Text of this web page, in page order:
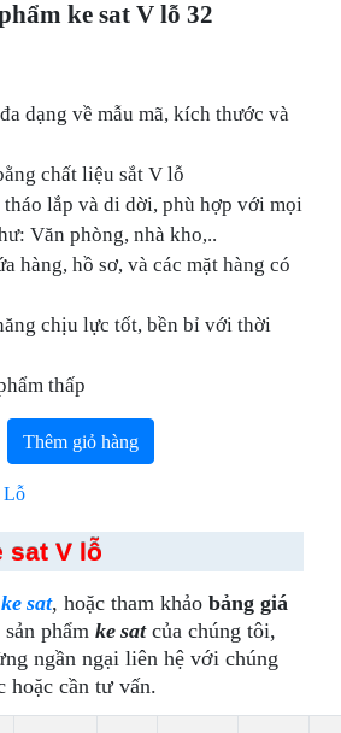
ke sat V lỗ 32
đa dạng về mẫu mã, kích thước và
chất liệu sắt V lỗ
tháo lắp và di dời, phù hợp với mọi
Văn phòng, nhà kho,..
hàng, hồ sơ, và các mặt hàng có
chịu lực tốt, bền bỉ với thời
thấp
Thêm giỏ hàng
Lỗ
sat V lỗ
ke sat, hoặc tham khảobảng giá
sản phẩmke satcủa chúng tôi,
ngần ngại liên hệ với chúng
hoặc cần tư vấn.